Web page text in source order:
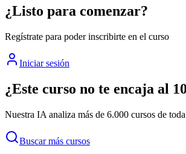
¿Listo para comenzar?
Regístrate para poder inscribirte en el curso
Iniciar sesión
¿Este curso no te encaja al
Nuestra IA analiza más de 6.000 cursos de
Buscar más cursos